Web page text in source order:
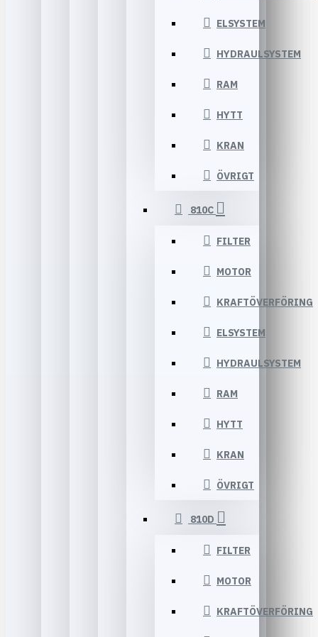
ELSYSTEM
HYDRAULSYSTEM
RAM
HYTT
KRAN
ÖVRIGT
810C
FILTER
MOTOR
KRAFTÖVERFÖRING
ELSYSTEM
HYDRAULSYSTEM
RAM
HYTT
KRAN
ÖVRIGT
810D
FILTER
MOTOR
KRAFTÖVERFÖRING